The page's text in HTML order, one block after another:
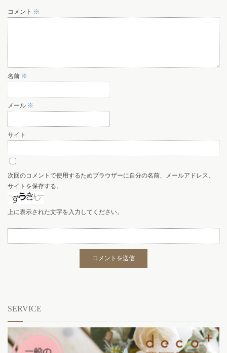
コメント ※
名前 ※
メール ※
サイト
次回のコメントで使用するためブラウザーに自分の名前、メールアドレス、
サイトを保存する。
上に表示された文字を入力してください。
SERVICE